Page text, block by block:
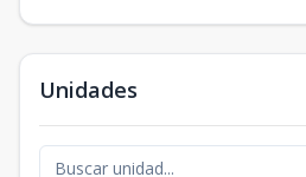
Unidades